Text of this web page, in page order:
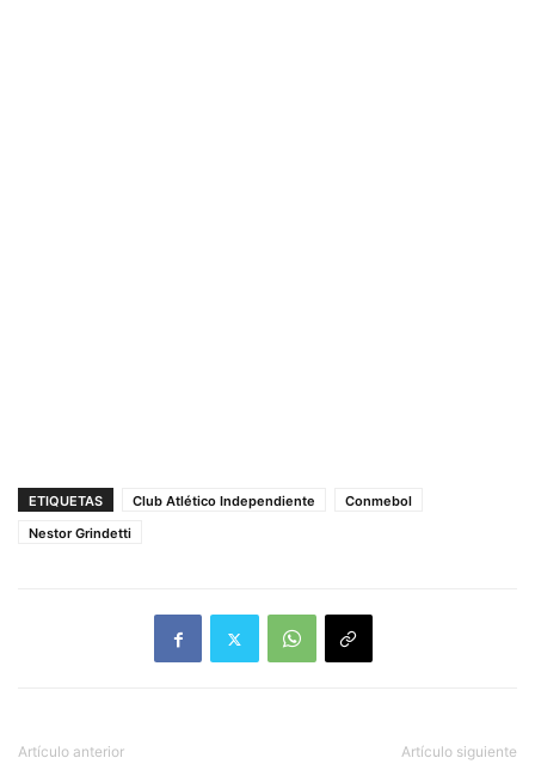
ETIQUETAS Club Atlético Independiente
Conmebol
Nestor Grindetti
Artículo anterior Artículo siguiente